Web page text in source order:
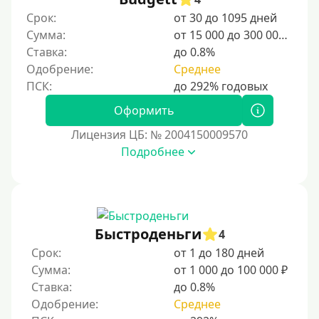
Категории заемщиков
Несовершеннолетним
Студентам
Женский займ
С временной регистрацией
Банкротам
Без подтверждения личности
Пенсионерам
Пенсионерам до 70 лет
Срок:
от 30 до 1095 дней
Сумма:
от 15 000 до 300 000 ₽
Ставка:
до 0.8%
Одобрение:
Среднее
Оформить
Лицензия ЦБ: № 2004150009570
Подробнее
Быстроденьги
4
Срок:
от 1 до 180 дней
Сумма:
от 1 000 до 100 000 ₽
Ставка:
до 0.8%
Одобрение:
Среднее